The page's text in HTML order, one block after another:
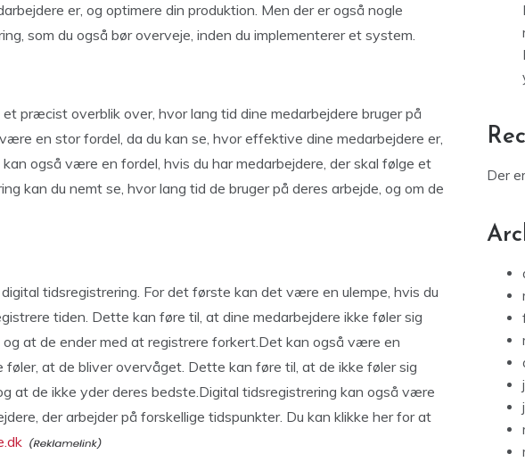
er, og optimere din produktion. Men der er også nogle
som du også bør overveje, inden du implementerer et system.
præcist overblik over, hvor lang tid dine medarbejdere bruger på
en stor fordel, da du kan se, hvor effektive dine medarbejdere er,
også være en fordel, hvis du har medarbejdere, der skal følge et
kan du nemt se, hvor lang tid de bruger på deres arbejde, og om de
tidsregistrering. For det første kan det være en ulempe, hvis du
tiden. Dette kan føre til, at dine medarbejdere ikke føler sig
at de ender med at registrere forkert.Det kan også være en
føler, at de bliver overvåget. Dette kan føre til, at de ikke føler sig
at de ikke yder deres bedste.Digital tidsregistrering kan også være
der arbejder på forskellige tidspunkter. Du kan klikke her for at
Der